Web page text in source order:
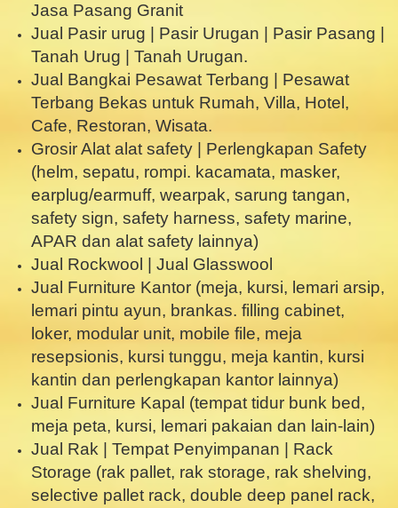
Jasa Pasang Granit
Jual Pasir urug | Pasir Urugan | Pasir Pasang |
Tanah Urug | Tanah Urugan.
Jual Bangkai Pesawat Terbang | Pesawat
Terbang Bekas untuk Rumah, Villa, Hotel,
Cafe, Restoran, Wisata.
Grosir Alat alat safety | Perlengkapan Safety
(helm, sepatu, rompi. kacamata, masker,
earplug/earmuff, wearpak, sarung tangan,
safety sign, safety harness, safety marine,
APAR dan alat safety lainnya)
Jual Rockwool | Jual Glasswool
Jual Furniture Kantor (meja, kursi, lemari arsip,
lemari pintu ayun, brankas. filling cabinet,
loker, modular unit, mobile file, meja
resepsionis, kursi tunggu, meja kantin, kursi
kantin dan perlengkapan kantor lainnya)
Jual Furniture Kapal (tempat tidur bunk bed,
meja peta, kursi, lemari pakaian dan lain-lain)
Jual Rak | Tempat Penyimpanan | Rack
Storage (rak pallet, rak storage, rak shelving,
selective pallet rack, double deep panel rack,